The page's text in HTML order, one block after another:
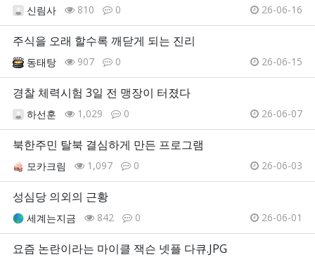
신림사 810 0 26-06-16
주식을 오래 할수록 깨닫게 되는 진리
동태탕 907 0 26-06-15
경찰 체력시험 3일 전 맹장이 터졌다
하선훈 1,029 0 26-06-07
북한주민 탈북 결심하게 만든 프로그램
모카크림 1,097 0 26-06-03
성심당 의외의 근황
세계는지금 842 0 26-06-01
요즘 논란이라는 마이클 잭슨 넷플 다큐.JPG